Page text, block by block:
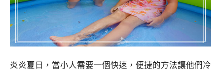
炎炎夏日，當小人需要一個快速，便捷的方法讓他們冷